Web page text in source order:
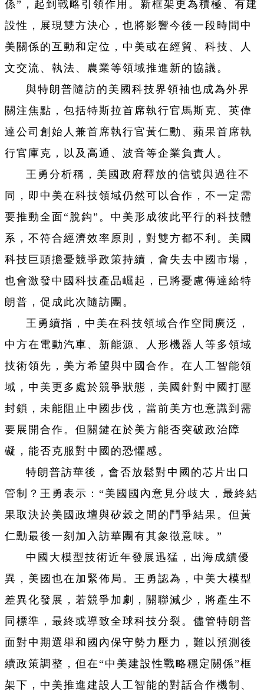
係”，起到戰略引領作用。新框架更為積極、有建
設性，展現雙方決心，也將影響今後一段時間中
美關係的互動和定位，中美或在經貿、科技、人
文交流、執法、農業等領域推進新的協議。
與特朗普隨訪的美國科技界領袖也成為外界
關注焦點，包括特斯拉首席執行官馬斯克、英偉
達公司創始人兼首席執行官黃仁勳、蘋果首席執
行官庫克，以及高通、波音等企業負責人。
王勇分析稱，美國政府釋放的信號與過往不
同，即中美在科技領域仍然可以合作，不一定需
要推動全面“脫鈎”。中美形成彼此平行的科技體
系，不符合經濟效率原則，對雙方都不利。美國
科技巨頭擔憂競爭政策持續，會失去中國市場，
也會激發中國科技產品崛起，已將憂慮傳達給特
朗普，促成此次隨訪團。
王勇續指，中美在科技領域合作空間廣泛，
中方在電動汽車、新能源、人形機器人等多領域
技術領先，美方希望與中國合作。在人工智能領
域，中美更多處於競爭狀態，美國針對中國打壓
封鎖，未能阻止中國步伐，當前美方也意識到需
要展開合作。但關鍵在於美方能否突破政治障
礙，能否克服對中國的恐懼感。
特朗普訪華後，會否放鬆對中國的芯片出口
管制？王勇表示：“美國國內意見分歧大，最終結
果取決於美國政壇與矽穀之間的鬥爭結果。但黃
仁勳最後一刻加入訪華團有其象徵意味。”
中國大模型技術近年發展迅猛，出海成績優
異，美國也在加緊佈局。王勇認為，中美大模型
差異化發展，若競爭加劇，關聯減少，將產生不
同標準，最終或導致全球科技分裂。儘管特朗普
面對中期選舉和國內保守勢力壓力，難以預測後
續政策調整，但在“中美建設性戰略穩定關係”框
架下，中美推進建設人工智能的對話合作機制、